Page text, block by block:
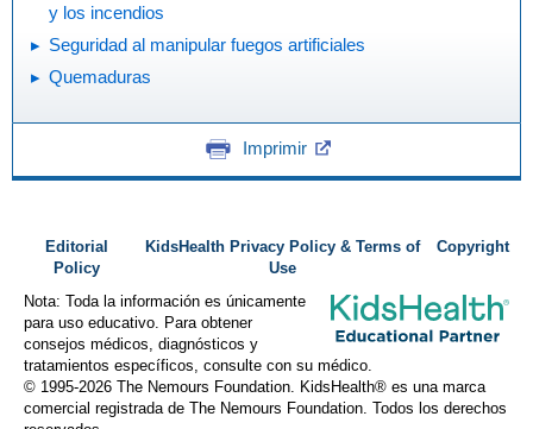
y los incendios
Seguridad al manipular fuegos artificiales
Quemaduras
Imprimir
Editorial
Policy
KidsHealth Privacy Policy & Terms of
Use
Copyright
Nota: Toda la información es únicamente
para uso educativo. Para obtener
consejos médicos, diagnósticos y
tratamientos específicos, consulte con su médico.
© 1995-2026 The Nemours Foundation. KidsHealth® es una marca
comercial registrada de The Nemours Foundation. Todos los derechos